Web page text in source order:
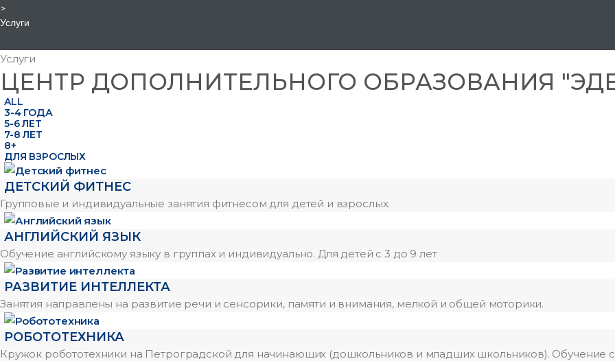
>
Услуги
Услуги
ЦЕНТР ДОПОЛНИТЕЛЬНОГО ОБРАЗОВАНИЯ
ALL
3-4 ГОДА
5-6 ЛЕТ
7-8 ЛЕТ
8+
ДЛЯ ВЗРОСЛЫХ
ДЕТСКИЙ ФИТНЕС
Групповые и индивидуальные занятия фитнесом для детей и взрослых.
АНГЛИЙСКИЙ ЯЗЫК
Обучение английскому языку в группах и индивидуально. Для детей с 3 до 9 лет
РАЗВИТИЕ ИНТЕЛЛЕКТА
Занятия направлены на развитие речи и сенсорики, памяти и внимания, мелкой и общей моторики.
РОБОТОТЕХНИКА
Кружок робототехники на Петроградской для начинающих (дошкольников и младших школьников). Обучение с